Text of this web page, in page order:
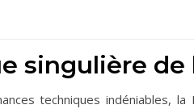
singulière
techniques indéniables,